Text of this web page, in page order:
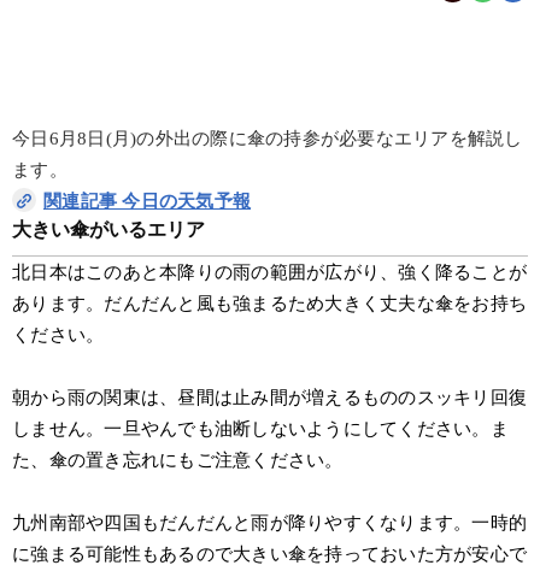
今日6月8日(月)の外出の際に傘の持参が必要なエリアを解説し
ます。
関連記事 今日の天気予報
大きい傘がいるエリア
北日本はこのあと本降りの雨の範囲が広がり、強く降ることが
あります。だんだんと風も強まるため大きく丈夫な傘をお持ち
ください。
朝から雨の関東は、昼間は止み間が増えるもののスッキリ回復
しません。一旦やんでも油断しないようにしてください。ま
た、傘の置き忘れにもご注意ください。
九州南部や四国もだんだんと雨が降りやすくなります。一時的
に強まる可能性もあるので大きい傘を持っておいた方が安心で